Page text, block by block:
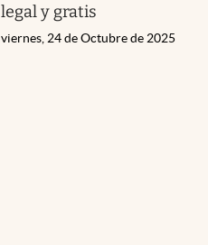
legal y gratis
viernes, 24 de Octubre de 2025